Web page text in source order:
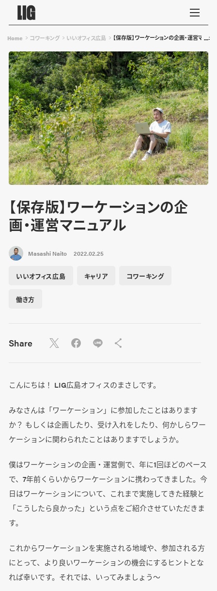
Home コワーキング いいオフィス広島 【保存版】ワーケーションの企画・運営マニュ
【保存版】ワーケーションの企
画・運営マニュアル
Masashi Naito 2022.02.25
いいオフィス広島 キャリア コワーキング
働き方
Share
こんにちは！ LIG広島オフィスのまさしです。
みなさんは「ワーケーション」に参加したことはあります
か？ もしくは企画したり、受け入れをしたり、何かしらワー
ケーションに関わられたことはありますでしょうか。
僕はワーケーションの企画・運営側で、年に1回ほどのペース
で、7年前くらいからワーケーションに携わってきました。今
日はワーケーションについて、これまで実施してきた経験と
「こうしたら良かった」という点をご紹介させていただきま
す。
これからワーケーションを実施される地域や、参加される方
にとって、より良いワーケーションの機会にするヒントとな
れば幸いです。それでは、いってみましょう～